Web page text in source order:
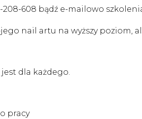
608 bądź e-mailowo
nail artu na wyższy poziom,
dla każdego.
pracy